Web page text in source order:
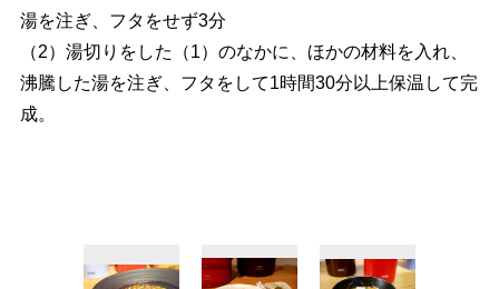
湯を注ぎ、フタをせず3分
（2）湯切りをした（1）のなかに、ほかの材料を入れ、
沸騰した湯を注ぎ、フタをして1時間30分以上保温して完
成。